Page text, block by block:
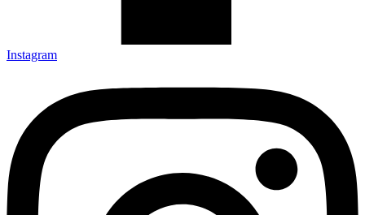
Instagram